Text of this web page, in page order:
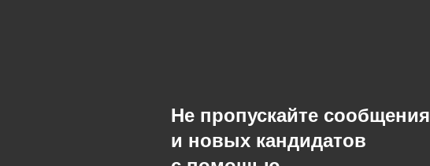
Не пропускайте сообщения
и новых кандидатов